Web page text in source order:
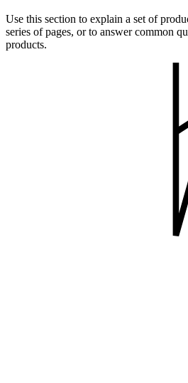
Use this section to explain a set of
series of pages, or to answer common
products.